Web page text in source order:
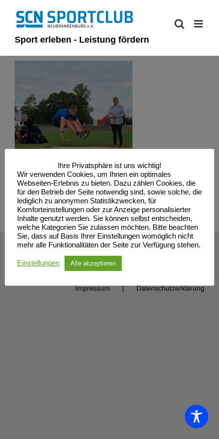
Inhalt
springenSport erleben - Leistung fördern
© Sportclub Neubrandenburg e.V. | All Rights Reserved
Impressum Datenschutzerklärung
Ihre Privatsphäre ist uns wichtig!
Wir verwenden Cookies, um Ihnen ein optimales
Webseiten-Erlebnis zu bieten. Dazu zählen Cookies, die
für den Betrieb der Seite notwendig sind, sowie solche, die
lediglich zu anonymen Statistikzwecken, für
Komforteinstellungen oder zur Anzeige personalisierter
Inhalte genutzt werden. Sie können selbst entscheiden,
welche Kategorien Sie zulassen möchten. Bitte beachten
Sie, dass auf Basis Ihrer Einstellungen womöglich nicht
mehr alle Funktionalitäten der Seite zur Verfügung stehen.
Einstellungen Alle akzeptieren